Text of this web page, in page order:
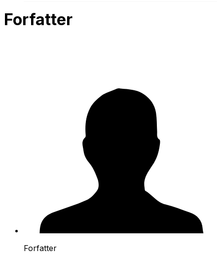
Forfatter
Forfatter